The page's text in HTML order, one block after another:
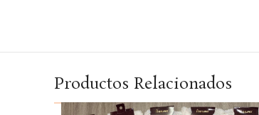
Productos Relacionados